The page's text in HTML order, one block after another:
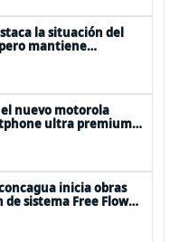
la situación del
mantiene
merluza común
nuevo motorola
ultra premium,
portfolio para 2026
inicia obras
sistema Free Flow
y Pichidangui